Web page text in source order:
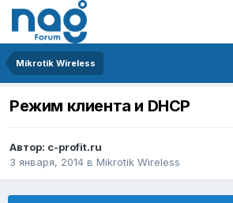
Mikrotik Wireless
Режим клиента и DHCP
Автор: c-profit.ru
3 января, 2014 в Mikrotik Wireless